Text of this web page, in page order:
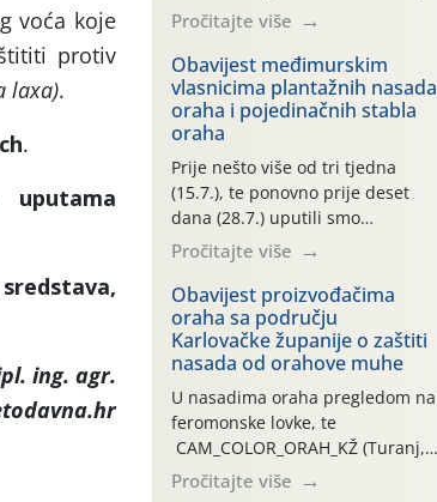
voća koje
protiv
laxa).
.
ing. agr.
a prije zamračivanja u proteklom
smo mjesecu tri puta upućivali
preporuke o preventivnim
mjerama zaštite krizantema od
najčešćih uzročnika bolesti,
štetnika i fito-fagnih grinja (23.7.,
14.7., 06.7.)! Na početku ovog
mjeseca je zabilježeno je
povijesno i ekstremno vruće
meteorološko razdoblje, uz
najviše temperature […]
Pročitajte više
Obavijest međimurskim
vlasnicima plantažnih nasada
oraha i pojedinačnih stabla
oraha
Prije nešto više od tri tjedna
(15.7.), te ponovno prije deset
dana (28.7.) uputili smo
obavijesti vlasnicima plantažnih
nasada oraha i pojedinačnih
stabla o početku leta i
ovogodišnjoj potrebi usmjerenog
suzbijanja orahove muhe
(Rhagoletis completa)! Već
dvanaest dana traje drugi
ovogodišnji “toplinski udar”, koji
naročito izražen zadnja šest
dana (31.7.-05.8.), jer najviše
temperature zraka svakodnevno
Pročitajte više
Obavijest proizvođačima
oraha sa području
Karlovačke županije o zaštiti
nasada od orahove muhe
U nasadima oraha pregledom na
feromonske lovke, te
CAM_COLOR_ORAH_KŽ (Turanj,
Vojnić) zabilježena je mala
Pročitajte više